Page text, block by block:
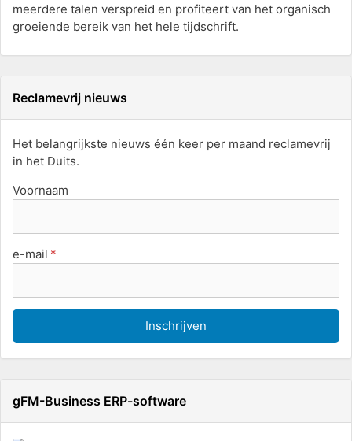
meerdere talen verspreid en profiteert van het organisch
groeiende bereik van het hele tijdschrift.
Reclamevrij nieuws
Het belangrijkste nieuws één keer per maand reclamevrij
in het Duits.
Voornaam
e-mail
gFM-Business ERP-software